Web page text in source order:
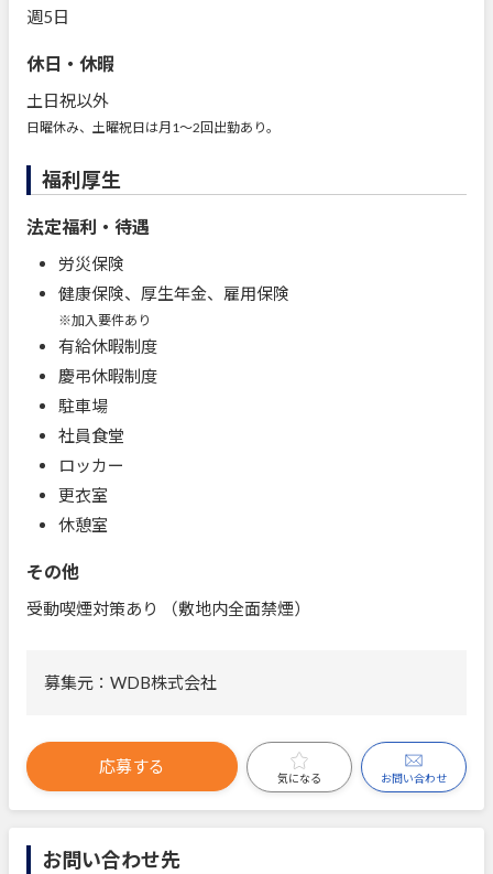
週5日
休日・休暇
土日祝以外
日曜休み、土曜祝日は月1～2回出勤あり。
福利厚生
法定福利・待遇
労災保険
健康保険、厚生年金、雇用保険
※加入要件あり
有給休暇制度
慶弔休暇制度
駐車場
社員食堂
ロッカー
更衣室
休憩室
その他
受動喫煙対策あり （敷地内全面禁煙）
募集元：WDB株式会社
応募する
気になる お問い合わせ
お問い合わせ先